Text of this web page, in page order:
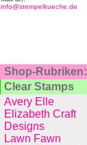
info@stempelkueche.de
Shop-Rubriken:
Clear Stamps
Avery Elle
Elizabeth Craft
Designs
Lawn Fawn